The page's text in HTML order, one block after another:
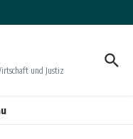
und Justiz